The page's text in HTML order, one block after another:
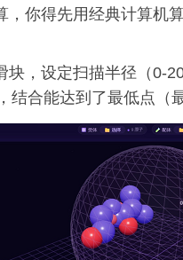
，你得先用经典计算机
块，设定扫描半径（0-
结合能达到了最低点（